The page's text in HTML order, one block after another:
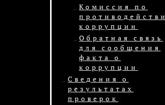
Комиссия по
коррупции
Обратная связь
для сообщения
факта о
коррупции
Сведения о
результатах
проверок